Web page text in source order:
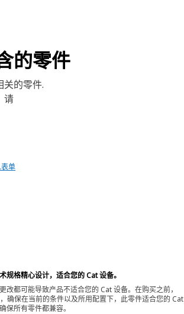
的零件
关的零件.
请
单
规格精心设计，适合您的 Cat 设备。
改都可能导致产品不适合您的 Cat 设备。在购买之前，
确保在当前的条件以及所用配置下，此零件适合您的 Cat
保所有零件都兼容。